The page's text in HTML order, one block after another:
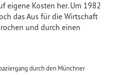
eigene Kosten her. Um 1982
das Aus für die Wirtschaft
und durch einen
durch den Münchner